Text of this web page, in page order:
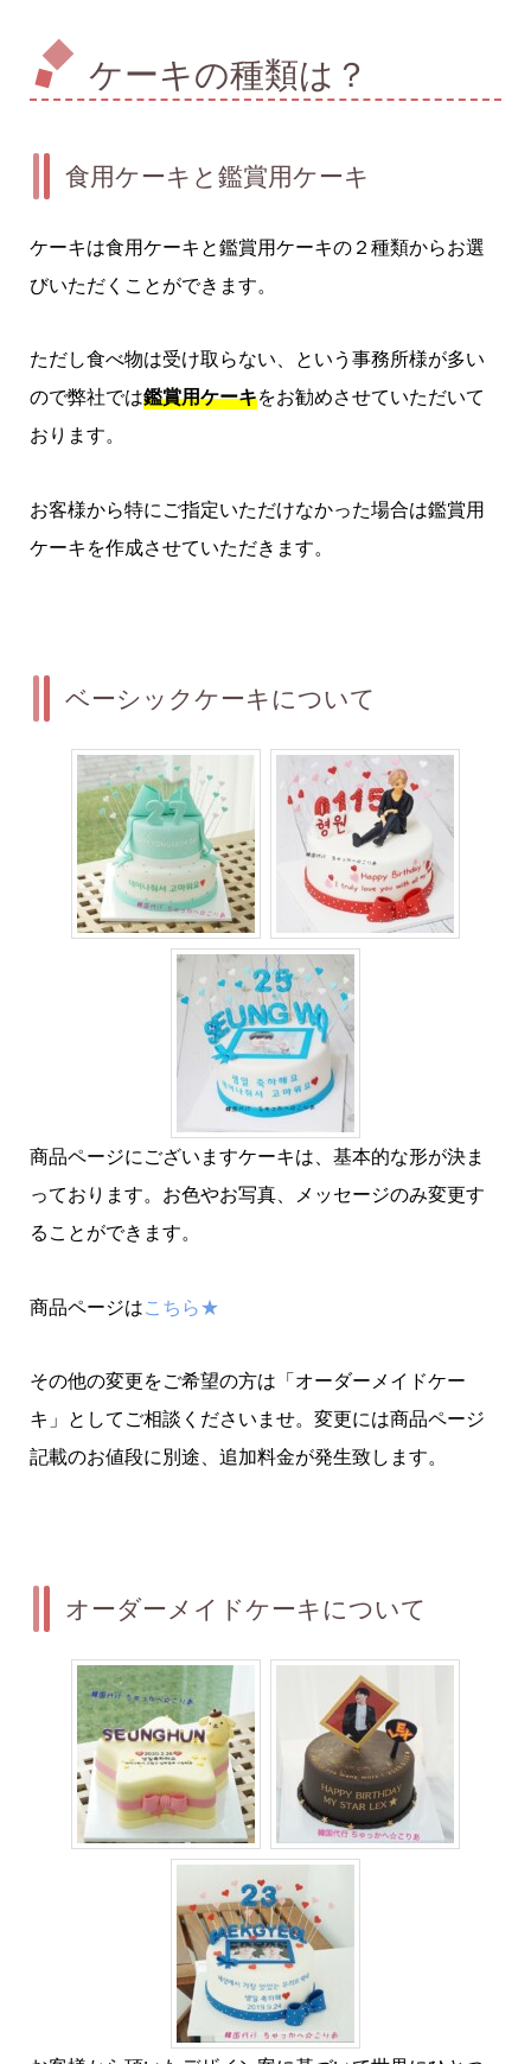
ケーキの種類は？
食用ケーキと鑑賞用ケーキ
ケーキは食用ケーキと鑑賞用ケーキの２種類からお選
びいただくことができます。
ただし食べ物は受け取らない、という事務所様が多い
ので弊社では鑑賞用ケーキをお勧めさせていただいて
おります。
お客様から特にご指定いただけなかった場合は鑑賞用
ケーキを作成させていただきます。
ベーシックケーキについて
商品ページにございますケーキは、基本的な形が決ま
っております。お色やお写真、メッセージのみ変更す
ることができます。
商品ページはこちら★
その他の変更をご希望の方は「オーダーメイドケー
キ」としてご相談くださいませ。変更には商品ページ
記載のお値段に別途、追加料金が発生致します。
オーダーメイドケーキについて